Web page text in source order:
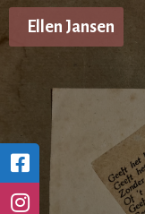
Ga
naar
Ellen Jansen